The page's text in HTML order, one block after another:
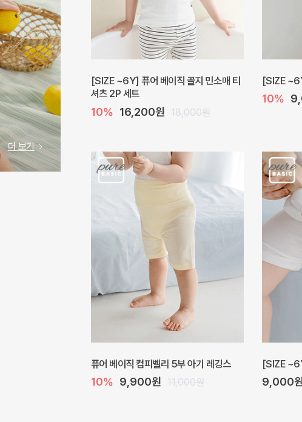
더 보기
[SIZE ~6Y] 퓨어 베이직 골지 민소매 티
셔츠 2P 세트
10% 16,200원 18,000원
[SIZE
10%
퓨어 베이직 컴피벨리 5부 아기 레깅스
10% 9,900원 11,000원
[SIZE
9,000